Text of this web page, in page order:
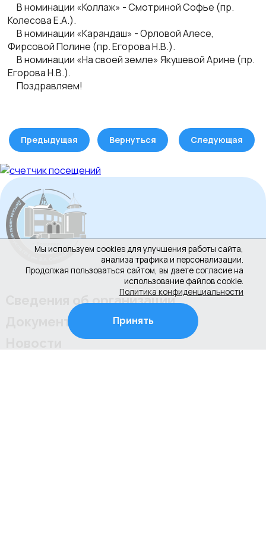
Мы используем cookies для улучшения работы сайта,
анализа трафика и персонализации.
Продолжая пользоваться сайтом, вы даете согласие на
использование файлов cookie.
Политика конфиденциальности
Принять
В номинации «Коллаж» - Смотриной Софье (пр.
Колесова Е.А.).
В номинации «Карандаш» - Орловой Алесе,
Фирсовой Полине (пр. Егорова Н.В.).
В номинации «На своей земле» Якушевой Арине (пр.
Егорова Н.В.).
Поздравляем!
Предыдущая Вернуться Следующая
Сведения об организации
Документы